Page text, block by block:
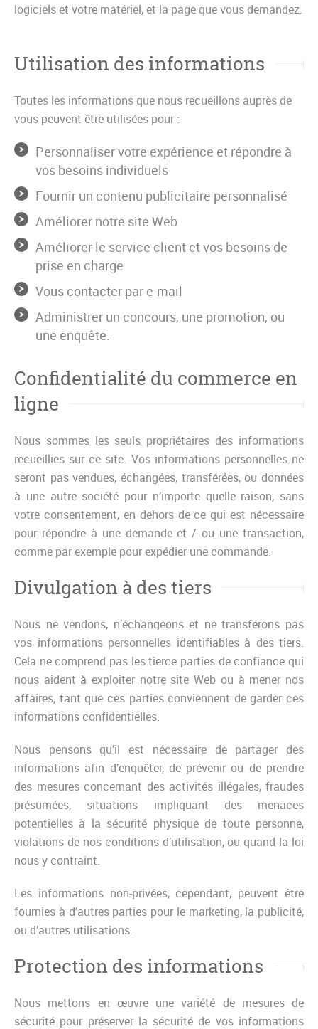
logiciels et votre matériel, et la page que vous demandez.
Utilisation des informations
Toutes les informations que nous recueillons auprès de
vous peuvent être utilisées pour :
Personnaliser votre expérience et répondre à
vos besoins individuels
Fournir un contenu publicitaire personnalisé
Améliorer notre site Web
Améliorer le service client et vos besoins de
prise en charge
Vous contacter par e-mail
Administrer un concours, une promotion, ou
une enquête.
Confidentialité du commerce en
ligne
Nous sommes les seuls propriétaires des informations
recueillies sur ce site. Vos informations personnelles ne
seront pas vendues, échangées, transférées, ou données
à une autre société pour n’importe quelle raison, sans
votre consentement, en dehors de ce qui est nécessaire
pour répondre à une demande et / ou une transaction,
comme par exemple pour expédier une commande.
Divulgation à des tiers
Nous ne vendons, n’échangeons et ne transférons pas
vos informations personnelles identifiables à des tiers.
Cela ne comprend pas les tierce parties de confiance qui
nous aident à exploiter notre site Web ou à mener nos
affaires, tant que ces parties conviennent de garder ces
informations confidentielles.
Nous pensons qu’il est nécessaire de partager des
informations afin d’enquêter, de prévenir ou de prendre
des mesures concernant des activités illégales, fraudes
présumées, situations impliquant des menaces
potentielles à la sécurité physique de toute personne,
violations de nos conditions d’utilisation, ou quand la loi
nous y contraint.
Les informations non-privées, cependant, peuvent être
fournies à d’autres parties pour le marketing, la publicité,
ou d’autres utilisations.
Protection des informations
Nous mettons en œuvre une variété de mesures de
sécurité pour préserver la sécurité de vos informations